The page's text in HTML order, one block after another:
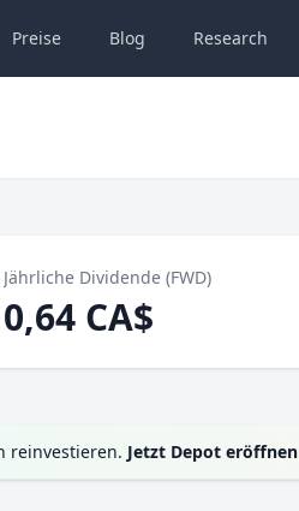
Preise Blog Research
Jährliche Dividende (FWD)
0,64 CA$
reinvestieren. Jetzt Depot eröffnen